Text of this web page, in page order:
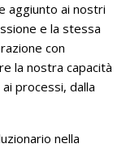
aggiunto ai nostri
e la stessa
con
la nostra capacità
processi, dalla
nella